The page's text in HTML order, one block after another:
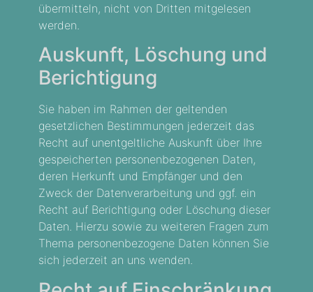
übermitteln, nicht von Dritten mitgelesen
werden.
Auskunft, Löschung und
Berichtigung
Sie haben im Rahmen der geltenden
gesetzlichen Bestimmungen jederzeit das
Recht auf unentgeltliche Auskunft über Ihre
gespeicherten personenbezogenen Daten,
deren Herkunft und Empfänger und den
Zweck der Datenverarbeitung und ggf. ein
Recht auf Berichtigung oder Löschung dieser
Daten. Hierzu sowie zu weiteren Fragen zum
Thema personenbezogene Daten können Sie
sich jederzeit an uns wenden.